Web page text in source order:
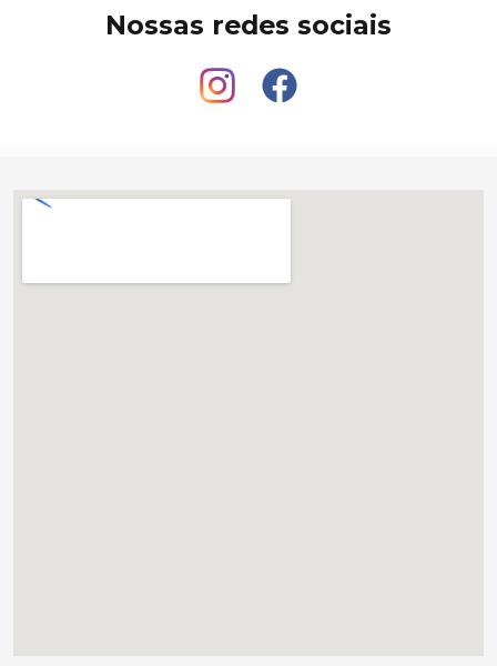
Nossas redes sociais